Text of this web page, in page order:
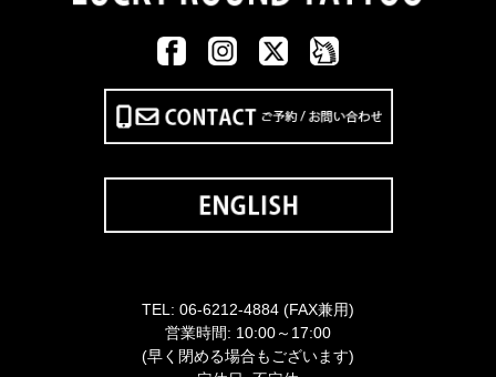
TEL: 06-6212-4884 (FAX兼用)
営業時間: 10:00～17:00
(早く閉める場合もございます)